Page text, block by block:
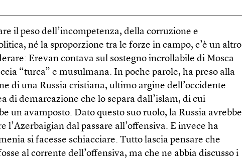
il peso dell’incompetenza, della corruzione e
né la sproporzione tra le forze in campo, c’è un altro
Erevan contava sul sostegno incrollabile di Mosca
“turca” e musulmana. In poche parole, ha preso alla
di una Russia cristiana, ultimo argine dell’occidente
di demarcazione che lo separa dall’islam, di cui
un avamposto. Dato questo suo ruolo, la Russia avrebbe
l’Azerbaigian dal passare all’offensiva. E invece ha
si facesse schiacciare. Tutto lascia pensare che
al corrente dell’offensiva, ma che ne abbia discusso i